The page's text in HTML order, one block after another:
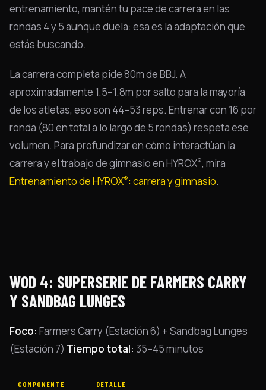
entrenamiento, mantén tu pace de carrera en las
rondas 4 y 5 aunque duela: esa es la adaptación que
estás buscando.
La carrera completa pide 80m de BBJ. A
aproximadamente 1.5–1.8m por salto para la mayoría
de los atletas, eso son 44–53 reps. Entrenar con 16 por
ronda (80 en total a lo largo de 5 rondas) respeta ese
volumen. Para profundizar en cómo interactúan la
carrera y el trabajo de gimnasio en HYROX®, mira
Entrenamiento de HYROX®: carrera y gimnasio.
WOD 4: SUPERSERIE DE FARMERS CARRY
Y SANDBAG LUNGES
Foco: Farmers Carry (Estación 6) + Sandbag Lunges
(Estación 7) Tiempo total: 35–45 minutos
COMPONENTE DETALLE